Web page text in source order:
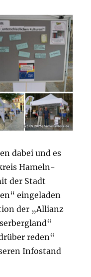
dabei und es
Hameln-
der Stadt
eingeladen
der „Allianz
reden“
Infostand